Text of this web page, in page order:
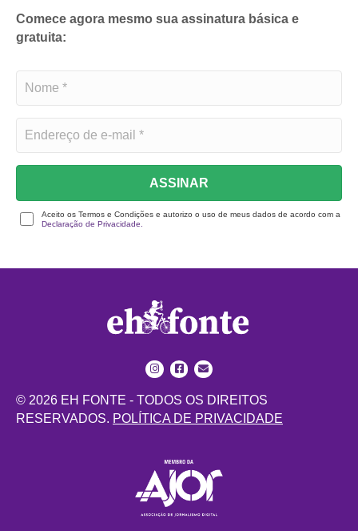
Comece agora mesmo sua assinatura básica e
gratuita:
ASSINAR
Aceito os Termos e Condições e autorizo o uso de meus dados de acordo com a
Declaração de Privacidade.
© 2026 EH FONTE - TODOS OS DIREITOS
RESERVADOS. POLÍTICA DE PRIVACIDADE